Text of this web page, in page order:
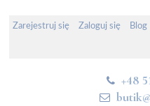
Zarejestruj się Zaloguj się Blog
+48